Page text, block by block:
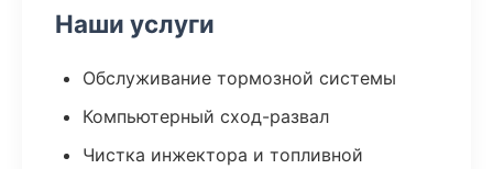
Наши услуги
Обслуживание тормозной системы
Компьютерный сход-развал
Чистка инжектора и топливной